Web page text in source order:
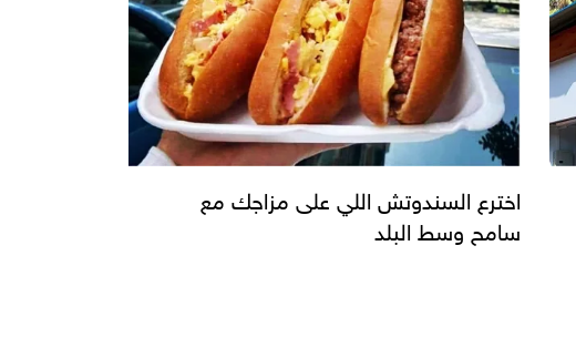
اخترع السندوتش اللي على مزاجك مع
سامح وسط البلد